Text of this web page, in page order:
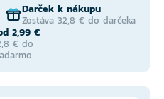
Darček k nákupu
Zostáva 32,8 € do darčeka
2,99 €
€ do